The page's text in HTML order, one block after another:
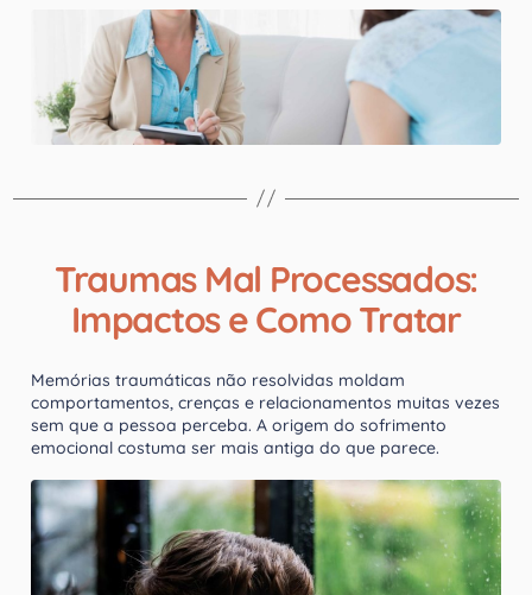
Traumas Mal Processados:
Impactos e Como Tratar
Memórias traumáticas não resolvidas moldam
comportamentos, crenças e relacionamentos muitas vezes
sem que a pessoa perceba. A origem do sofrimento
emocional costuma ser mais antiga do que parece.